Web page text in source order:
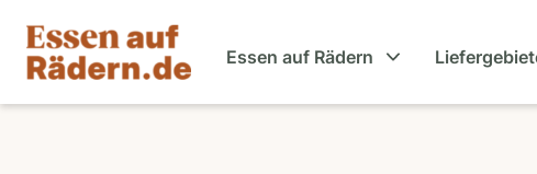
Essen auf Rädern